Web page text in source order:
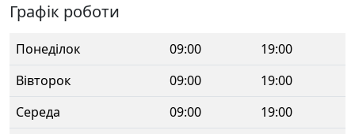
Графік роботи
Понеділок 09:00
19:00
Вівторок
09:00
19:00
Середа
09:00
19:00